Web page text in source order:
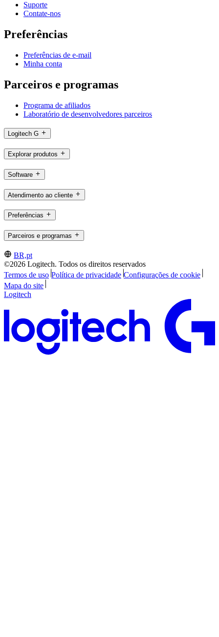
Suporte
Contate-nos
Preferências
Preferências de e-mail
Minha conta
Parceiros e programas
Programa de afiliados
Laboratório de desenvolvedores parceiros
Logitech G
Explorar produtos
Software
Atendimento ao cliente
Preferências
Parceiros e programas
BR,pt
©2026 Logitech. Todos os direitos reservados
Termos de uso Política de privacidade Configurações de cookie
Mapa do site
Logitech